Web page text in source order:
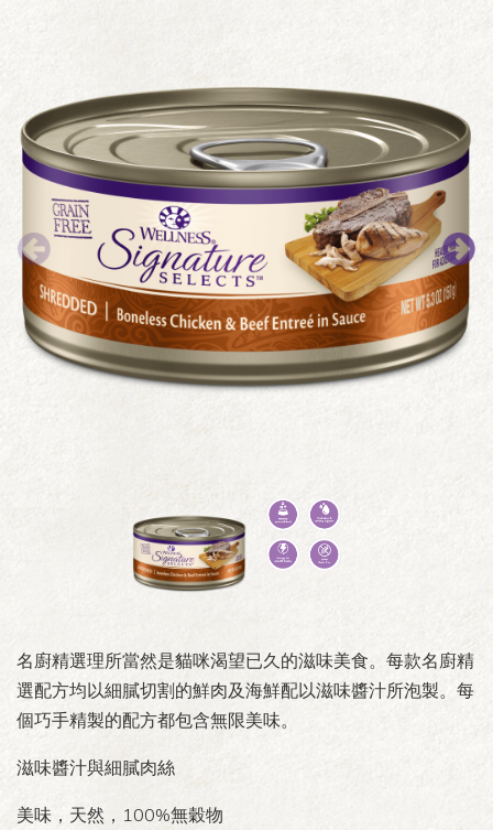
名廚精選理所當然是貓咪渴望已久的滋味美食。每款名廚精
選配方均以細膩切割的鮮肉及海鮮配以滋味醬汁所泡製。每
個巧手精製的配方都包含無限美味。
滋味醬汁與細膩肉絲
美味，天然，100%無穀物